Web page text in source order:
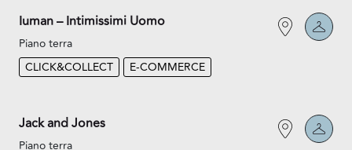
Iuman – Intimissimi Uomo
Piano terra
CLICK&COLLECT
E-COMMERCE
Jack and Jones
Piano terra